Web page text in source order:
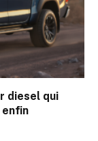
diesel qui